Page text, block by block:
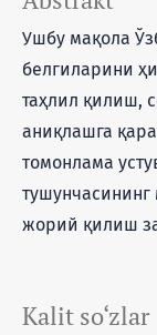
Kalit so‘zlar
Ушбу мақола
белгиларини
таҳлил қилиш,
аниқлашга
томонлама
жорий қилиш